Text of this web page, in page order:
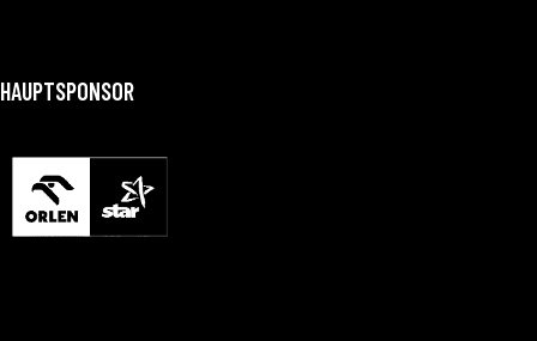
HAUPTSPONSOR